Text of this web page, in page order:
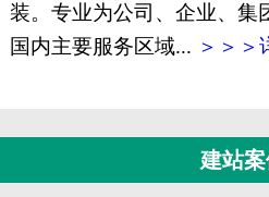
装。专业为公司、企业、集
国内主要服务区域... ＞＞＞
建站案